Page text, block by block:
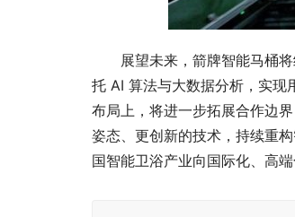
展望未来，箭牌智能马桶
托 AI 算法与大数据分析，实现
布局上，将进一步拓展合作边
姿态、更创新的技术，持续重
国智能卫浴产业向国际化、高